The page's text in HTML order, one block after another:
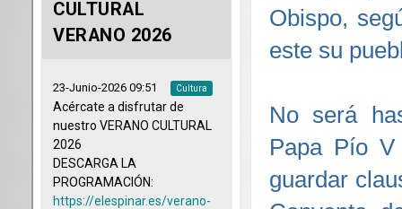
Obispo,
este su
No será
Papa Pío
guardar